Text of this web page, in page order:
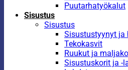
Puutarhatyökalut
Sisustus
Sisustus
Sisustustyynyt ja
Tekokasvit
Ruukut ja
Sisustuskorit ja -